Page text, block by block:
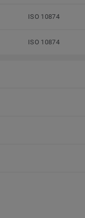
ISO 10874
ISO 10874